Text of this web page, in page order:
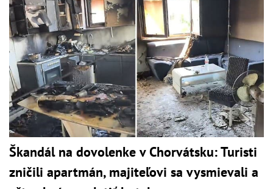
Škandál na dovolenke v Chorvátsku: Turisti
zničili apartmán, majiteľovi sa vysmievali a